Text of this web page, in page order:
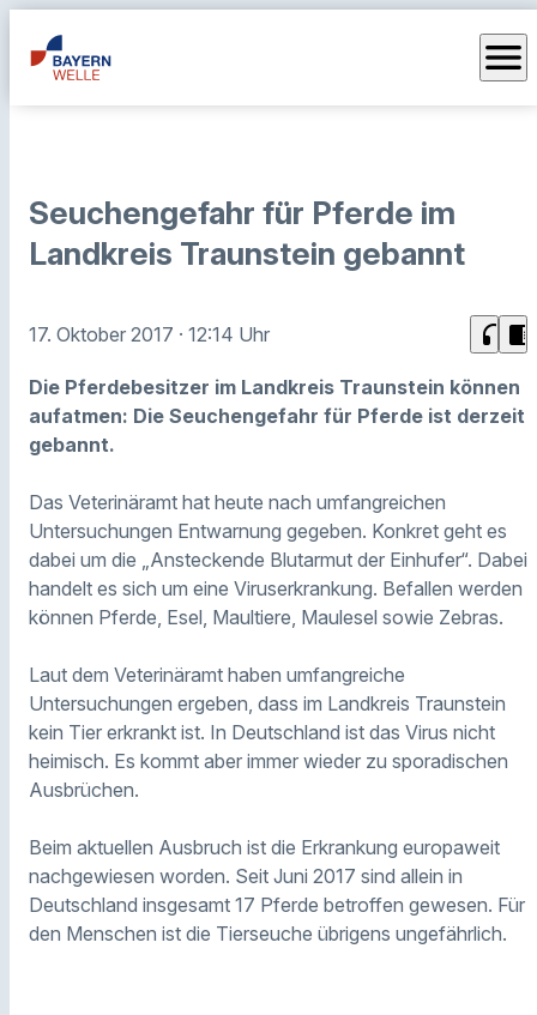
menu
Seuchengefahr für Pferde im
Landkreis Traunstein gebannt
17. Oktober 2017 · 12:14 Uhr headphones chrome_reader_mode
Die Pferdebesitzer im Landkreis Traunstein können
aufatmen: Die Seuchengefahr für Pferde ist derzeit
gebannt.
Das Veterinäramt hat heute nach umfangreichen
Untersuchungen Entwarnung gegeben. Konkret geht es
dabei um die „Ansteckende Blutarmut der Einhufer“. Dabei
handelt es sich um eine Viruserkrankung. Befallen werden
können Pferde, Esel, Maultiere, Maulesel sowie Zebras.
Laut dem Veterinäramt haben umfangreiche
Untersuchungen ergeben, dass im Landkreis Traunstein
kein Tier erkrankt ist. In Deutschland ist das Virus nicht
heimisch. Es kommt aber immer wieder zu sporadischen
Ausbrüchen.
Beim aktuellen Ausbruch ist die Erkrankung europaweit
nachgewiesen worden. Seit Juni 2017 sind allein in
Deutschland insgesamt 17 Pferde betroffen gewesen. Für
den Menschen ist die Tierseuche übrigens ungefährlich.